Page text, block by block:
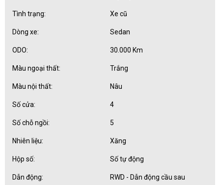
Tình trạng: Xe cũ
Dòng xe: Sedan
ODO: 30.000 Km
Màu ngoại thất: Trắng
Màu nội thất: Nâu
Số cửa: 4
Số chỗ ngồi: 5
Nhiên liệu: Xăng
Hộp số: Số tự động
Dẫn động: RWD - Dẫn động cầu sau